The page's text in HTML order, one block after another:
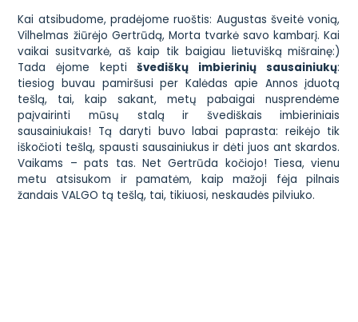
Kai atsibudome, pradėjome ruoštis: Augustas šveitė vonią,
Vilhelmas žiūrėjo Gertrūdą, Morta tvarkė savo kambarį. Kai
vaikai susitvarkė, aš kaip tik baigiau lietuvišką mišrainę:)
Tada ėjome keptišvediškų imbierinių sausainiukų:
tiesiog buvau pamiršusi per Kalėdas apie Annos įduotą
tešlą, tai, kaip sakant, metų pabaigai nusprendėme
paįvairinti mūsų stalą ir švediškais imbieriniais
sausainiukais! Tą daryti buvo labai paprasta: reikėjo tik
iškočioti tešlą, spausti sausainiukus ir dėti juos ant skardos.
Vaikams – pats tas. Net Gertrūda kočiojo! Tiesa, vienu
metu atsisukom ir pamatėm, kaip mažoji fėja pilnais
žandais VALGO tą tešlą, tai, tikiuosi, neskaudės pilviuko.